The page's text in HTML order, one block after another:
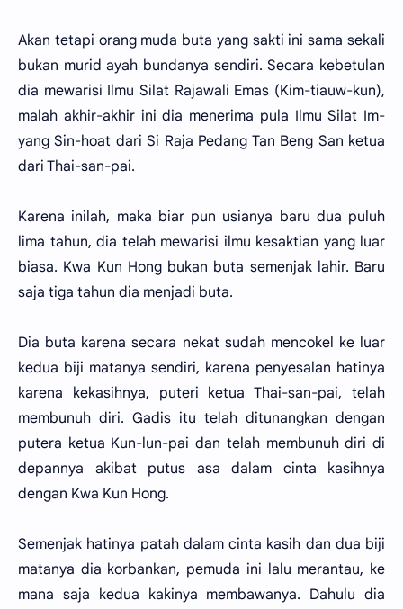
Akan tetapi orang muda buta yang sakti ini sama sekali
bukan murid ayah bundanya sendiri. Secara kebetulan
dia mewarisi Ilmu Silat Rajawali Emas (Kim-tiauw-kun),
malah akhir-akhir ini dia menerima pula Ilmu Silat Im-
yang Sin-hoat dari Si Raja Pedang Tan Beng San ketua
dari Thai-san-pai.
Karena inilah, maka biar pun usianya baru dua puluh
lima tahun, dia telah mewarisi ilmu kesaktian yang luar
biasa. Kwa Kun Hong bukan buta semenjak lahir. Baru
saja tiga tahun dia menjadi buta.
Dia buta karena secara nekat sudah mencokel ke luar
kedua biji matanya sendiri, karena penyesalan hatinya
karena kekasihnya, puteri ketua Thai-san-pai, telah
membunuh diri. Gadis itu telah ditunangkan dengan
putera ketua Kun-lun-pai dan telah membunuh diri di
depannya akibat putus asa dalam cinta kasihnya
dengan Kwa Kun Hong.
Semenjak hatinya patah dalam cinta kasih dan dua biji
matanya dia korbankan, pemuda ini lalu merantau, ke
mana saja kedua kakinya membawanya. Dahulu dia